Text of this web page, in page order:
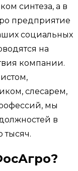
синтеза, а в
предприятие
социальных
на
компании.
слесарем,
мы
в
тысяч.